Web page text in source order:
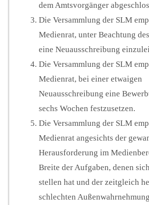
dem Amtsvorgänger
Die Versammlung der SLM
Medienrat, unter Beachtung
eine Neuausschreibung
Die Versammlung der SLM
Medienrat, bei einer etwaigen
Neuausschreibung eine
sechs Wochen festzusetzen.
Die Versammlung der SLM
Medienrat angesichts der
Herausforderung im
Breite der Aufgaben, denen
stellen hat und der zeitgleich
schlechten